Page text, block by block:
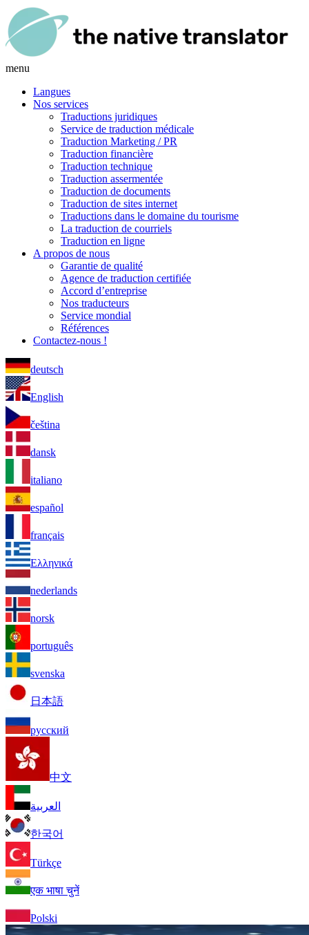
menu
Langues
Nos services
Traductions juridiques
Service de traduction médicale
Traduction Marketing / PR
Traduction financière
Traduction technique
Traduction assermentée
Traduction de documents
Traduction de sites internet
Traductions dans le domaine du tourisme
La traduction de courriels
Traduction en ligne
A propos de nous
Garantie de qualité
Agence de traduction certifiée
Accord d’entreprise
Nos traducteurs
Service mondial
Références
Contactez-nous !
deutsch
English
čeština
dansk
italiano
español
français
Ελληνικά
nederlands
norsk
português
svenska
日本語
русский
中文
العربية
한국어
Türkçe
एक भाषा चुनें
Polski